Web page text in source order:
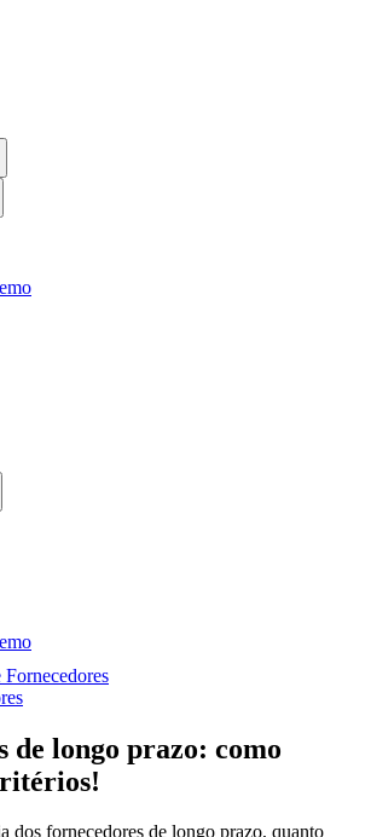
Fornecedores
de longo prazo: como
dos fornecedores de longo prazo, quanto